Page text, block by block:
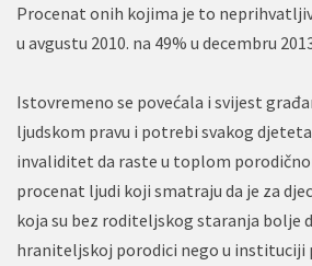
Procenat onih kojima je to
u avgustu 2010. na 49% u decembru
Istovremeno se povećala i svijest
ljudskom pravu i potrebi svakog
invaliditet da raste u toplom
procenat ljudi koji smatraju da je za
koja su bez roditeljskog staranja bolje
hraniteljskoj porodici nego u instituciji